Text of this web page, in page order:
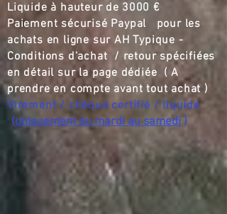
Livraison Douai la Fontaine
40 €
Livraison par le vendeur à Saumur
40 €
Livraison Montreuil Bellay
40 €
Livraison moins de 200 km
60 €
Transporteur France
200 €
Transporteur Europe
300 €
Liquide à hauteur de 3000 €
Paiement sécurisé Paypal pour les
achats en ligne sur AH Typique -
Conditions d'achat / retour spécifiées
en détail sur la page dédiée ( A
prendre en compte avant tout achat )
Virement / chèque certifié / liquide
(uniquement du mardi au samedi )